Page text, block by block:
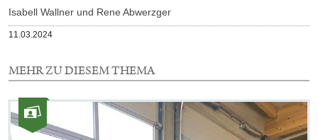
Isabell Wallner und Rene Abwerzger
Veröffentlicht
11.03.2024
MEHR ZU DIESEM THEMA
Element
mit
dieser
Kategorie:
Fotos